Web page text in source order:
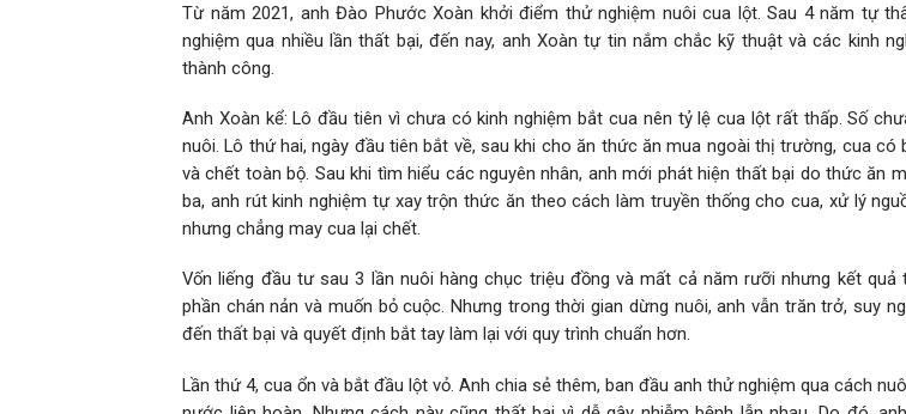
Từ năm 2021, anh Đào Phước Xoàn khởi điểm thử nghiệm nuôi cua lột. Sau 4 năm tự
nghiệm qua nhiều lần thất bại, đến nay, anh Xoàn tự tin nắm chắc kỹ thuật và các kinh
thành công.
Anh Xoàn kể: Lô đầu tiên vì chưa có kinh nghiệm bắt cua nên tỷ lệ cua lột rất thấp. Số
nuôi. Lô thứ hai, ngày đầu tiên bắt về, sau khi cho ăn thức ăn mua ngoài thị trường, cua có
và chết toàn bộ. Sau khi tìm hiểu các nguyên nhân, anh mới phát hiện thất bại do thức ăn
ba, anh rút kinh nghiệm tự xay trộn thức ăn theo cách làm truyền thống cho cua, xử lý
nhưng chẳng may cua lại chết.
Vốn liếng đầu tư sau 3 lần nuôi hàng chục triệu đồng và mất cả năm rưỡi nhưng kết quả
phần chán nản và muốn bỏ cuộc. Nhưng trong thời gian dừng nuôi, anh vẫn trăn trở, suy
đến thất bại và quyết định bắt tay làm lại với quy trình chuẩn hơn.
Lần thứ 4, cua ổn và bắt đầu lột vỏ. Anh chia sẻ thêm, ban đầu anh thử nghiệm qua cách